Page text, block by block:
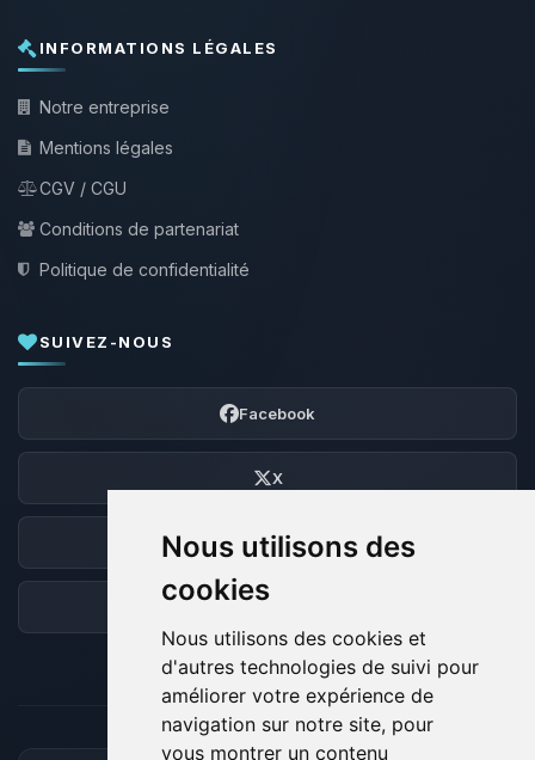
Nous utilisons des
cookies
Nous utilisons des cookies et
d'autres technologies de suivi pour
améliorer votre expérience de
navigation sur notre site, pour
vous montrer un contenu
INFORMATIONS LÉGALES
Notre entreprise
Mentions légales
CGV / CGU
Conditions de partenariat
Politique de confidentialité
SUIVEZ-NOUS
Facebook
X
Discord
Forum